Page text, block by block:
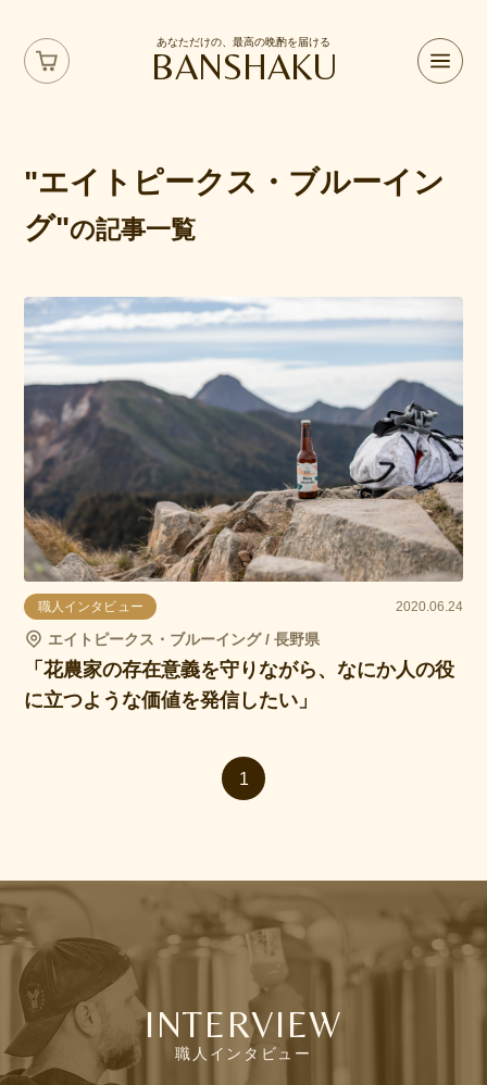
あなただけの、最高の晩酌を届ける
BANSHAKU
"エイトピークス・ブルーイン
グ"の記事一覧
職人インタビュー 2020.06.24
エイトピークス・ブルーイング / 長野県
「花農家の存在意義を守りながら、なにか人の役
に立つような価値を発信したい」
1
INTERVIEW
職人インタビュー